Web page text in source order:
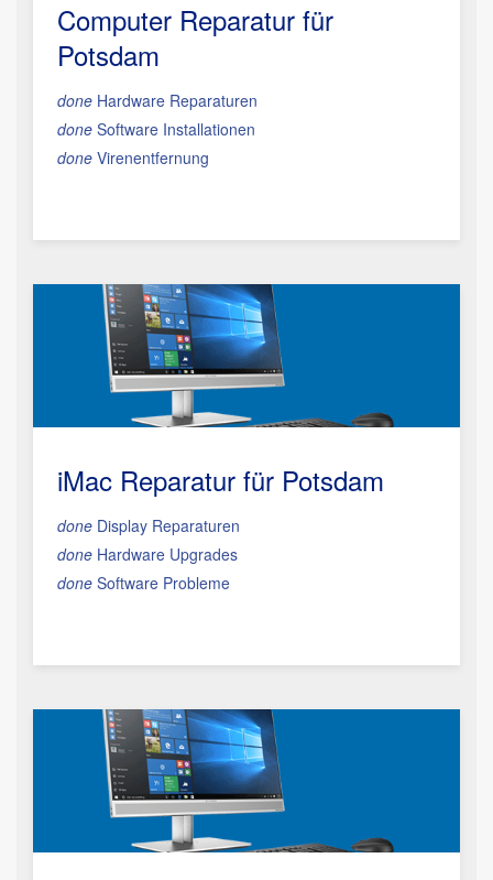
Computer Reparatur für
Potsdam
done Hardware Reparaturen
done Software Installationen
done Virenentfernung
iMac Reparatur für Potsdam
done Display Reparaturen
done Hardware Upgrades
done Software Probleme